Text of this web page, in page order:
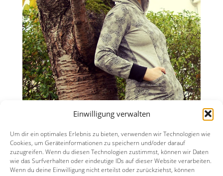
Einwilligung verwalten
Um dir ein optimales Erlebnis zu bieten, verwenden wir Technologien wie
Cookies, um Geräteinformationen zu speichern und/oder darauf
zuzugreifen. Wenn du diesen Technologien zustimmst, können wir Daten
wie das Surfverhalten oder eindeutige IDs auf dieser Website verarbeiten.
Wenn du deine Einwilligung nicht erteilst oder zurückziehst, können